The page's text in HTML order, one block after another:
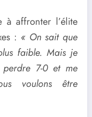
à affronter l’élite
: « On sait que
faible. Mais je
7-0 et me
voulons être